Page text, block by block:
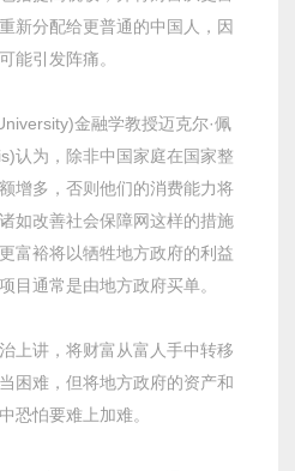
新分配给更普通的中国人，因
能引发阵痛。
金融学教授迈克尔·佩
认为，除非中国家庭在国家整
增多，否则他们的消费能力将
如改善社会保障网这样的措施
富裕将以牺牲地方政府的利益
目通常是由地方政府买单。
上讲，将财富从富人手中转移
困难，但将地方政府的资产和
恐怕要难上加难。